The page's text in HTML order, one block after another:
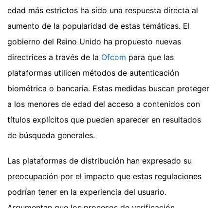
edad más estrictos ha sido una respuesta directa al
aumento de la popularidad de estas temáticas. El
gobierno del Reino Unido ha propuesto nuevas
directrices a través de la Ofcom para que las
plataformas utilicen métodos de autenticación
biométrica o bancaria. Estas medidas buscan proteger
a los menores de edad del acceso a contenidos con
títulos explícitos que pueden aparecer en resultados
de búsqueda generales.
Las plataformas de distribución han expresado su
preocupación por el impacto que estas regulaciones
podrían tener en la experiencia del usuario.